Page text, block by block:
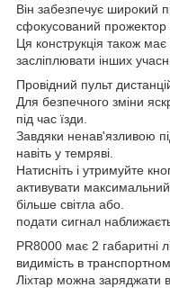
Він забезпечує широкий
сфокусований прожектор
Ця конструкція також має
засліплювати інших
Провідний пульт
Для безпечного зміни
під час їзди.
Завдяки ненав'язливою
навіть у темряві.
Натисніть і утримуйте
активувати
більше світла або.
подати сигнал
PR8000 має 2 габаритні
видимість в
Ліхтар можна заряджати